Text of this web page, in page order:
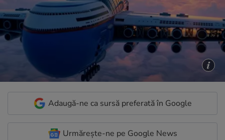
Adaugă-ne ca sursă preferată în Google
Urmărește-ne pe Google News